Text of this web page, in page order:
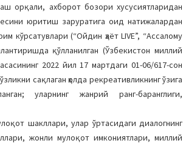
орқали, ахборот бозори хусусиятларидан
юритиш заруратига оид натижалардан
(“Ойдин ҳаёт LIVE”, “Ассалому
қўлланилган (Ўзбекистон миллий
2022 йил 17 мартдаги 01-06/617-сон
сақлаган ҳолда рекреативликнинг ўзига
уларнинг жанрий ранг-баранглиги,
шакллари, улар ўртасидаги диалогнинг
жонли мулоқот имкониятлари, миллий